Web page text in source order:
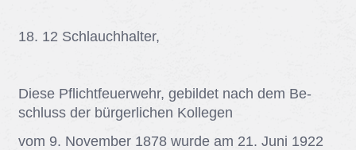
18. 12 Schlauch­hal­ter,
Die­se Pflicht­feu­er­wehr, ge­bil­det nach dem Be­
schluss der bür­ger­li­chen Kol­le­gen
vom 9. No­vem­ber 1878 wur­de am 21. Juni 1922